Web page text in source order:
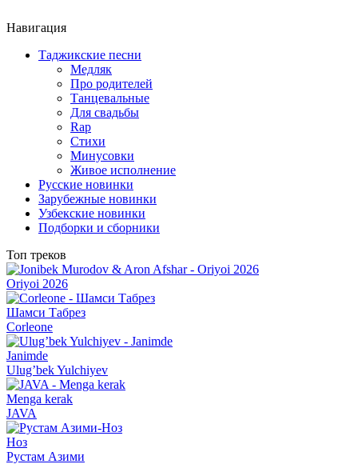
Навигация
Таджикские песни
Медляк
Про родителей
Танцевальные
Для свадьбы
Rap
Стихи
Минусовки
Живое исполнение
Русские новинки
Зарубежные новинки
Узбекские новинки
Подборки и сборники
Топ треков
Oriyoi 2026
Шамси Табрез
Corleone
Janimde
Ulug’bek Yulchiyev
Menga kerak
JAVA
Ноз
Рустам Азими